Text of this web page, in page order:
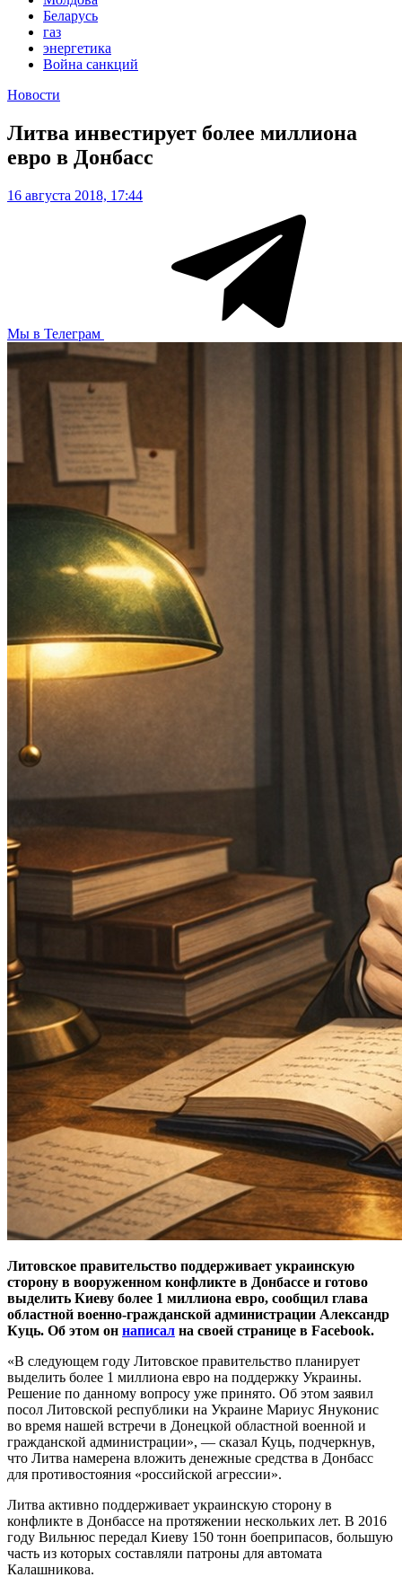
Беларусь
газ
энергетика
Война санкций
Новости
Литва инвестирует более миллиона
евро в Донбасс
16 августа 2018, 17:44
Мы в Телеграм
Литовское правительство поддерживает украинскую
сторону в вооруженном конфликте в Донбассе и готово
выделить Киеву более 1 миллиона евро, сообщил глава
областной военно-гражданской администрации Александр
Куць. Об этом он написал на своей странице в Facebook.
«В следующем году Литовское правительство планирует
выделить более 1 миллиона евро на поддержку Украины.
Решение по данному вопросу уже принято. Об этом заявил
посол Литовской республики на Украине Мариус Януконис
во время нашей встречи в Донецкой областной военной и
гражданской администрации», — сказал Куць, подчеркнув,
что Литва намерена вложить денежные средства в Донбасс
для противостояния «российской агрессии».
Литва активно поддерживает украинскую сторону в
конфликте в Донбассе на протяжении нескольких лет. В 2016
году Вильнюс передал Киеву 150 тонн боеприпасов, большую
часть из которых составляли патроны для автомата
Калашникова.